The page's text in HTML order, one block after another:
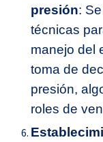
presión:
técnicas
manejo del
toma de
presión,
roles de